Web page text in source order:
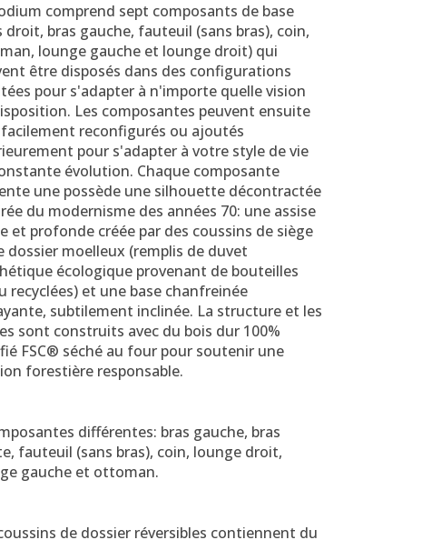
comprend sept composants de base
droit, bras gauche, fauteuil (sans bras), coin,
lounge gauche et lounge droit) qui
être disposés dans des configurations
pour s'adapter à n'importe quelle vision
Les composantes peuvent ensuite
reconfigurés ou ajoutés
pour s'adapter à votre style de vie
évolution. Chaque composante
une possède une silhouette décontractée
du modernisme des années 70: une assise
et profonde créée par des coussins de siège
dossier moelleux (remplis de duvet
écologique provenant de bouteilles
recyclées) et une base chanfreinée
subtilement inclinée. La structure et les
sont construits avec du bois dur 100%
FSC® séché au four pour soutenir une
forestière responsable.
différentes: bras gauche, bras
fauteuil (sans bras), coin, lounge droit,
gauche et ottoman.
de dossier réversibles contiennent du